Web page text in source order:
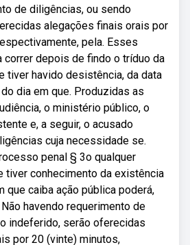
de diligências, ou sendo
alegações finais orais por
pela. Esses
correr depois de findo o tríduo da
tiver havido desistência, da data
dia em que. Produzidas as
o ministério público, o
e, a seguir, o acusado
cuja necessidade se.
penal § 3o qualquer
tiver conhecimento da existência
que caiba ação pública poderá,
havendo requerimento de
indeferido, serão oferecidas
por 20 (vinte) minutos,